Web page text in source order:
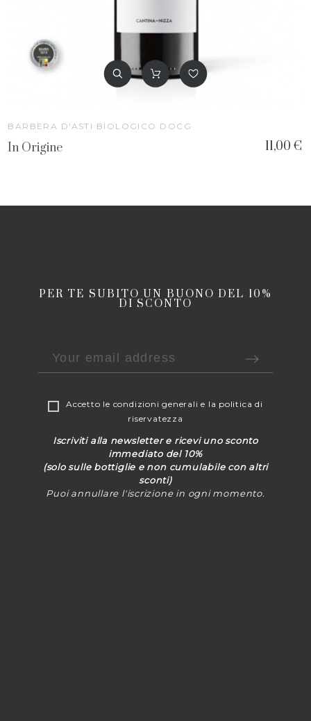
BARBERA D'ASTI BIOLOGICO DOCG
In Origine 11,00 €
PER TE SUBITO UN BUONO DEL 10%
DI SCONTO
Accetto le condizioni generali e la politica di
riservatezza
Iscriviti alla newsletter e ricevi uno sconto
immediato del 10%
(solo sulle bottiglie e non cumulabile con altri
sconti)
Puoi annullare l'iscrizione in ogni momento.